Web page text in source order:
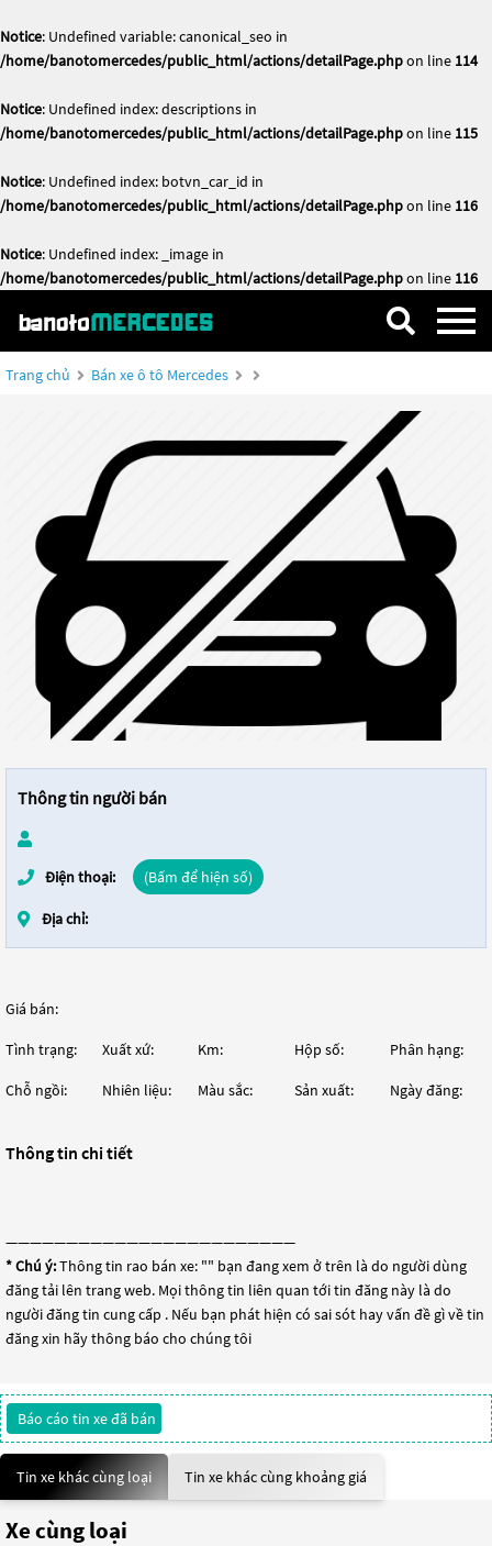
Notice: Undefined variable: canonical_seo in
/home/banotomercedes/public_html/actions/detailPage.phpon line 114
Notice: Undefined index: descriptions in
/home/banotomercedes/public_html/actions/detailPage.phpon line 115
Notice: Undefined index: botvn_car_id in
/home/banotomercedes/public_html/actions/detailPage.phpon line 116
Notice: Undefined index: _image in
/home/banotomercedes/public_html/actions/detailPage.phpon line 116
Trang chủ Bán xe ô tô Mercedes
Thông tin người bán
Điện thoại: (Bấm để hiện số)
Địa chỉ:
Giá bán:
Tình trạng: Xuất xứ: Km: Hộp số: Phân hạng:
Chỗ ngồi: Nhiên liệu: Màu sắc: Sản xuất: Ngày đăng:
Thông tin chi tiết
————————————————————————
* Chú ý:Thông tin rao bán xe: "" bạn đang xem ở trên là do người dùng
đăng tải lên trang web. Mọi thông tin liên quan tới tin đăng này là do
người đăng tin cung cấp . Nếu bạn phát hiện có sai sót hay vấn đề gì về tin
đăng xin hãy thông báo cho chúng tôi
Báo cáo tin xe đã bán
Tin xe khác cùng loại Tin xe khác cùng khoảng giá
Xe cùng loại